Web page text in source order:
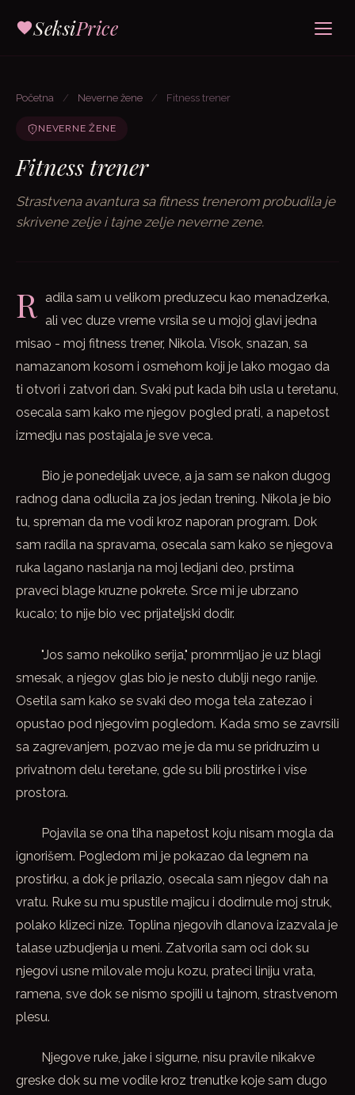
SeksiPrice
Početna / Neverne žene / Fitness trener
NEVERNE ŽENE
Fitness trener
Strastvena avantura sa fitness trenerom probudila je
skrivene zelje i tajne zelje neverne zene.
R adila sam u velikom preduzecu kao menadzerka,
ali vec duze vreme vrsila se u mojoj glavi jedna
misao - moj fitness trener, Nikola. Visok, snazan, sa
namazanom kosom i osmehom koji je lako mogao da
ti otvori i zatvori dan. Svaki put kada bih usla u teretanu,
osecala sam kako me njegov pogled prati, a napetost
izmedju nas postajala je sve veca.
Bio je ponedeljak uvece, a ja sam se nakon dugog
radnog dana odlucila za jos jedan trening. Nikola je bio
tu, spreman da me vodi kroz naporan program. Dok
sam radila na spravama, osecala sam kako se njegova
ruka lagano naslanja na moj ledjani deo, prstima
praveci blage kruzne pokrete. Srce mi je ubrzano
kucalo; to nije bio vec prijateljski dodir.
"Jos samo nekoliko serija," promrmljao je uz blagi
smesak, a njegov glas bio je nesto dublji nego ranije.
Osetila sam kako se svaki deo moga tela zatezao i
opustao pod njegovim pogledom. Kada smo se zavrsili
sa zagrevanjem, pozvao me je da mu se pridruzim u
privatnom delu teretane, gde su bili prostirke i vise
prostora.
Pojavila se ona tiha napetost koju nisam mogla da
ignorišem. Pogledom mi je pokazao da legnem na
prostirku, a dok je prilazio, osecala sam njegov dah na
vratu. Ruke su mu spustile majicu i dodirnule moj struk,
polako klizeci nize. Toplina njegovih dlanova izazvala je
talase uzbudjenja u meni. Zatvorila sam oci dok su
njegovi usne milovale moju kozu, prateci liniju vrata,
ramena, sve dok se nismo spojili u tajnom, strastvenom
plesu.
Njegove ruke, jake i sigurnе, nisu pravile nikakve
greske dok su me vodile kroz trenutke koje sam dugo